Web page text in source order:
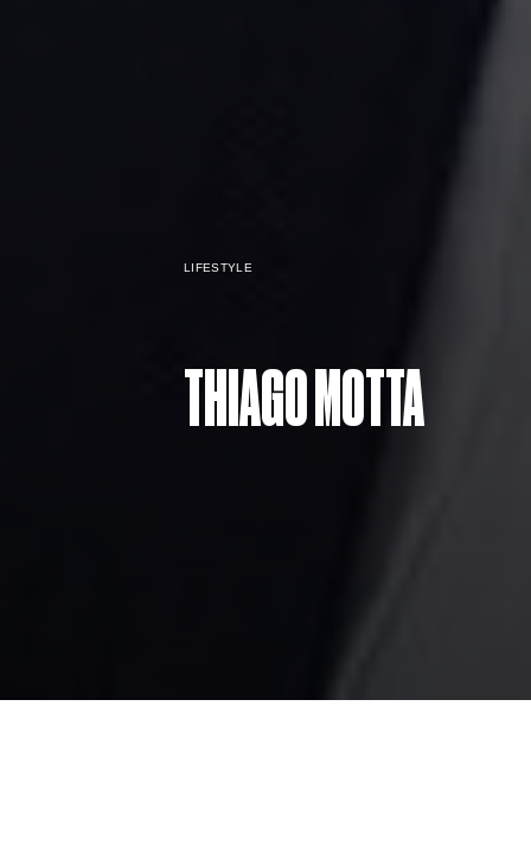
LIFESTYLE
THIAGO MOTTA